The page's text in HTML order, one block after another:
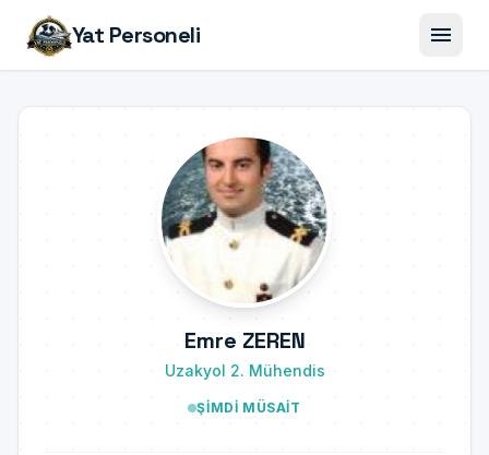
Yat Personeli menu
Emre ZEREN
Uzakyol 2. Mühendis
ŞIMDI MÜSAIT